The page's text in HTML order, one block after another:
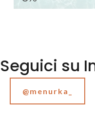
Seguici su
@menurka_